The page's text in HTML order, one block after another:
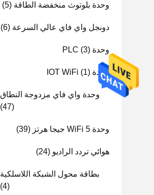
وحدة بلوتوث منخفضة الطاقة (5)
دونجل واي فاي عالي السرعة (6)
وحدة PLC (3)
وحدة IOT WiFi (1)
وحدة واي فاي مزدوجة النطاق
(47)
وحدة WiFi 5 جيجا هرتز (39)
هوائي تردد الراديو (24)
بطاقة محول الشبكة اللاسلكية
(4)